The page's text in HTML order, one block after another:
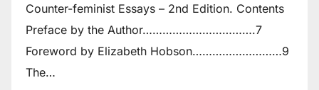
Counter-feminist Essays – 2nd Edition. Contents
Preface by the Author…………………………….7
Foreword by Elizabeth Hobson………………………9
The…